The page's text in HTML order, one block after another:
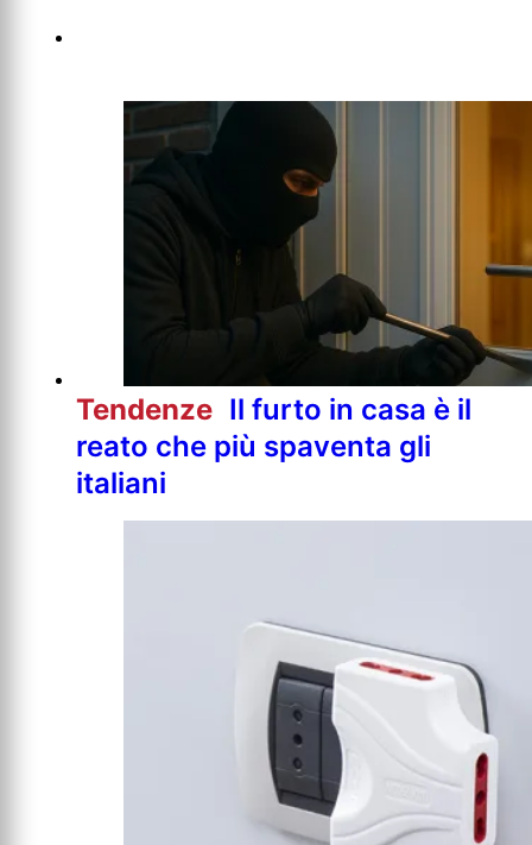
Tendenze Il furto in casa è il
reato che più spaventa gli
italiani